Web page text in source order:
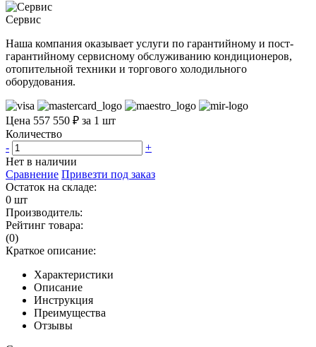
Сервис
Наша компания оказывает услуги по гарантийному и пост-
гарантийному сервисному обслуживанию кондиционеров,
отопительной техники и торгового холодильного
оборудования.
Цена 557 550 ₽ за 1 шт
Количество
-
+
Нет в наличии
Сравнение Привезти под заказ
Остаток на складе:
0 шт
Производитель:
Рейтинг товара:
(0)
Краткое описание:
Характеристики
Описание
Инструкция
Преимущества
Отзывы